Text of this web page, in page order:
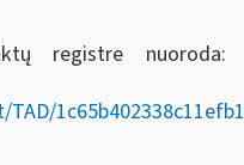
registre nuoroda: